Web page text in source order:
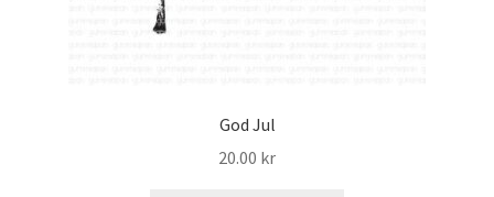
God Jul
20.00 kr